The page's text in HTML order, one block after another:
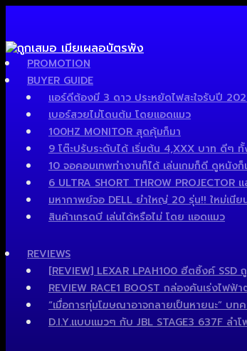
PROMOTION
BUYER GUIDE
แอร์ดีต้องมี 3 ดาว ประหยัดไฟสะใจรับปี
เบอร์สวยไม่โดนต้ม โดยแอดแมว
100HZ MONITOR สุดคุ้มก็มา
9 โต๊ะปรับระดับได้ เริ่มต้น 4,XXX บาท ดีๆ
10 จอคอมเทพทำงานก็ได้ เล่นเกมก็ดี ดูหนังก็
6 ULTRA SHORT THROW PROJECTOR
มหากาพย์จอ DELL ยำใหญ่ 20 รุ่น!! ใหม่เนีย
สินค้าเกรดบี เล่นได้หรือไม่ โดย แอดแมว
REVIEWS
[REVIEW] LEXAR LPAH100 ฮีตซิ้งค์ SSD
REVIEW RACE1 BOOST กล่องคันเร่งไฟฟ้
“เมื่อการทุ่มโฆษณาอาจกลายเป็นหายนะ” บ
D.I.Y.แบบแมวๆ กับ JBL STAGE3 637F ล